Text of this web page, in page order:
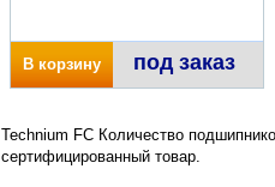
В корзину под заказ
Technium FC Количество
сертифицированный товар.